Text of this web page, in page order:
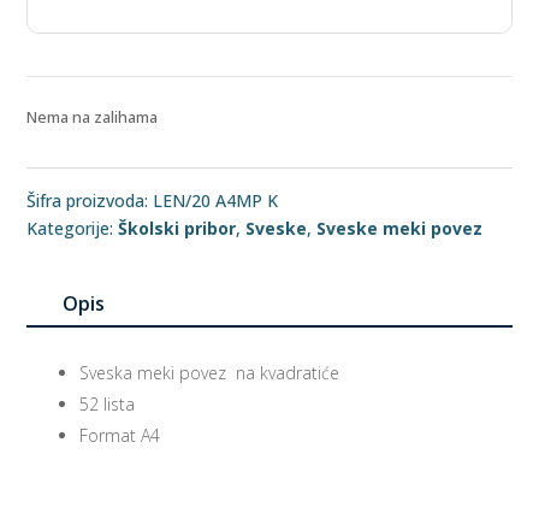
Nema na zalihama
Šifra proizvoda: LEN/20 A4MP K
Kategorije:Školski pribor, Sveske, Sveske meki povez
Opis
Sveska meki povez na kvadratiće
52 lista
Format A4